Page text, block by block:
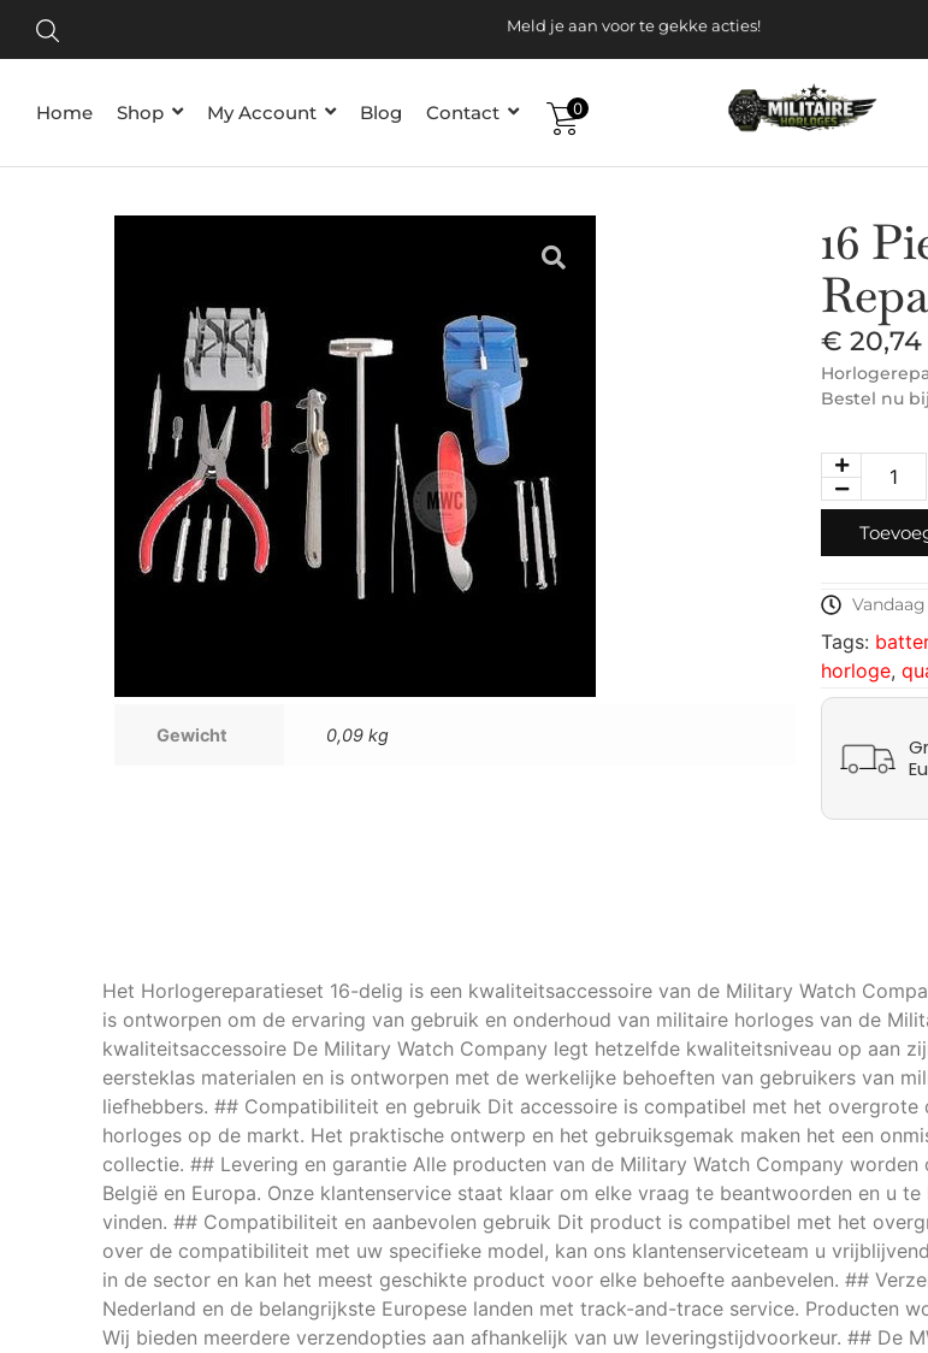
Meld je aan voor te gekke acties!
Home Shop My Account Blog Contact 0
Gewicht 0,09 kg
16
€ 20,74
Bestel nu
Tags:
horloge,
Het Horlogereparatieset 16-delig is een kwaliteitsaccessoire van de Military Watch
is ontworpen om de ervaring van gebruik en onderhoud van militaire horloges van de
kwaliteitsaccessoire De Military Watch Company legt hetzelfde kwaliteitsniveau op aan
eersteklas materialen en is ontworpen met de werkelijke behoeften van gebruikers van
liefhebbers. ## Compatibiliteit en gebruik Dit accessoire is compatibel met het overgrote
horloges op de markt. Het praktische ontwerp en het gebruiksgemak maken het een
collectie. ## Levering en garantie Alle producten van de Military Watch Company
België en Europa. Onze klantenservice staat klaar om elke vraag te beantwoorden en u
vinden. ## Compatibiliteit en aanbevolen gebruik Dit product is compatibel met het
over de compatibiliteit met uw specifieke model, kan ons klantenserviceteam u
in de sector en kan het meest geschikte product voor elke behoefte aanbevelen. ##
Nederland en de belangrijkste Europese landen met track-and-trace service. Producten
Wij bieden meerdere verzendopties aan afhankelijk van uw leveringstijdvoorkeur. ## De